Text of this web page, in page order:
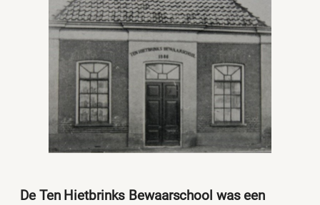
De Ten Hietbrinks Bewaarschool was een